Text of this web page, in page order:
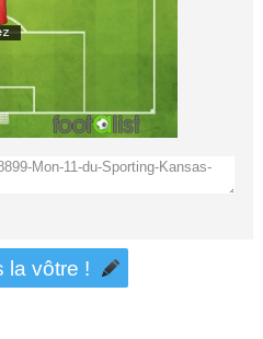
la vôtre !